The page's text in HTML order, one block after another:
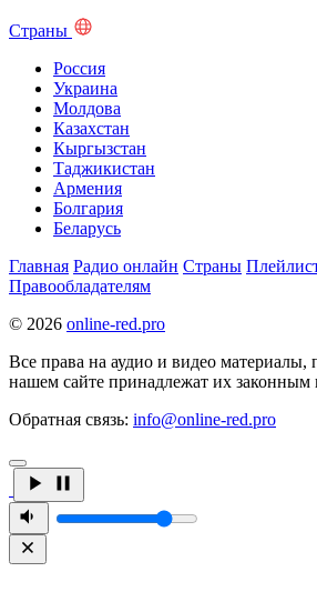
Страны
Россия
Украина
Молдова
Казахстан
Кыргызстан
Таджикистан
Армения
Болгария
Беларусь
Главная Радио онлайн Страны
Правообладателям
© 2026 online-red.pro
Все права на аудио и видео материалы,
нашем сайте принадлежат их законным
Обратная связь: info@online-red.pro